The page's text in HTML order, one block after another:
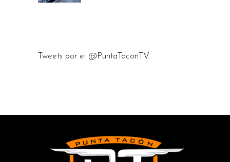
Tweets por el @PuntaTaconTV.